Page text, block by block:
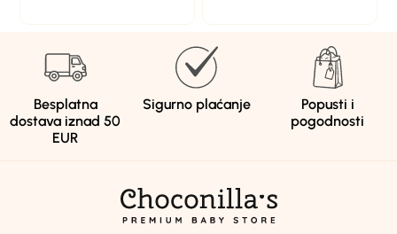
Besplatna
dostava iznad 50
EUR
Sigurno plaćanje
Popusti i
pogodnosti